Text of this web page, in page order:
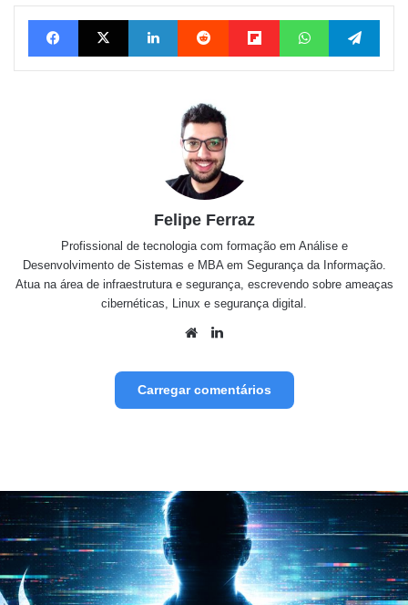
FacebookX Linkedin Reddit FlipboardWhatsApp
Felipe Ferraz
Profissional de tecnologia com formação em Análise e
Desenvolvimento de Sistemas e MBA em Segurança da Informação.
Atua na área de infraestrutura e segurança, escrevendo sobre ameaças
cibernéticas, Linux e segurança digital.
Website
Carregar comentários